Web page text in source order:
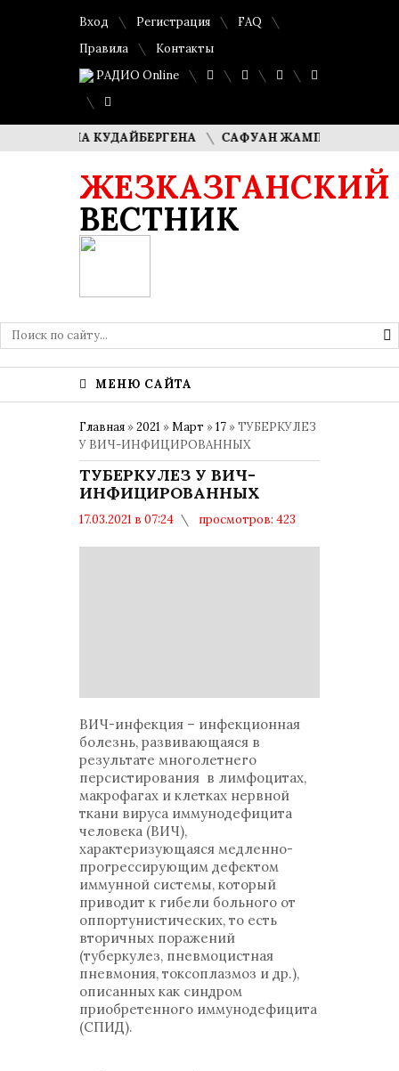
Вход Регистрация
FAQ
Правила
Контакты
РАДИО Online
КУДАЙБЕРГЕНА САФУАН ЖАМПЕИСОВ: «МЫ
ЖЕЗКАЗГАНСКИЙ
ВЕСТНИК
МЕНЮ САЙТА
Главная »2021 »Март »17 » ТУБЕРКУЛЕЗ
У ВИЧ-ИНФИЦИРОВАННЫХ
ТУБЕРКУЛЕЗ У ВИЧ-
ИНФИЦИРОВАННЫХ
17.03.2021 в 07:24
просмотров: 423
ВИЧ-инфекция – инфекционная
болезнь, развивающаяся в
результате многолетнего
персистирования в лимфоцитах,
макрофагах и клетках нервной
ткани вируса иммунодефицита
человека (ВИЧ),
характеризующаяся медленно-
прогрессирующим дефектом
иммунной системы, который
приводит к гибели больного от
оппортунистических, то есть
вторичных поражений
(туберкулез, пневмоцистная
пневмония, токсоплазмоз и др.),
описанных как синдром
приобретенного иммунодефицита
(СПИД).